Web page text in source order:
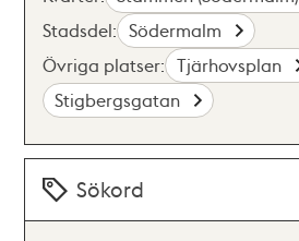
Stadsdel: Södermalm
Övriga platser: Tjärhovsplan
Stigbergsgatan
Sökord